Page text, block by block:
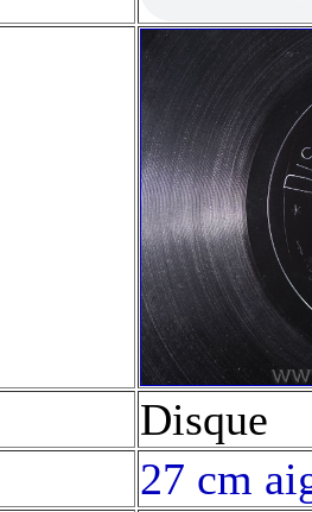
Disque
27 cm